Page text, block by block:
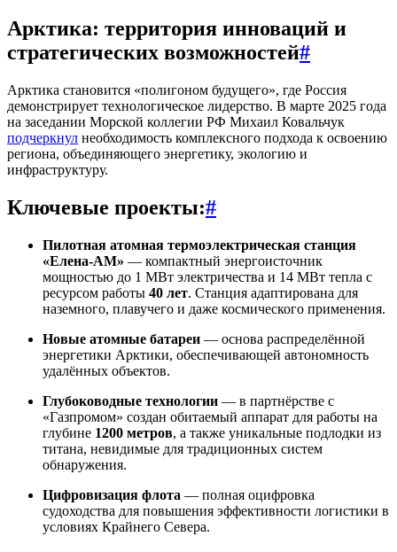
Арктика: территория инноваций и
стратегических возможностей#
Арктика становится «полигоном будущего», где Россия
демонстрирует технологическое лидерство. В марте 2025 года
на заседании Морской коллегии РФ Михаил Ковальчук
подчеркнул необходимость комплексного подхода к освоению
региона, объединяющего энергетику, экологию и
инфраструктуру.
Ключевые проекты:#
Пилотная атомная термоэлектрическая станция
«Елена-АМ» — компактный энергоисточник
мощностью до 1 МВт электричества и 14 МВт тепла с
ресурсом работы 40 лет. Станция адаптирована для
наземного, плавучего и даже космического применения.
Новые атомные батареи — основа распределённой
энергетики Арктики, обеспечивающей автономность
удалённых объектов.
Глубоководные технологии — в партнёрстве с
«Газпромом» создан обитаемый аппарат для работы на
глубине 1200 метров, а также уникальные подлодки из
титана, невидимые для традиционных систем
обнаружения.
Цифровизация флота — полная оцифровка
судоходства для повышения эффективности логистики в
условиях Крайнего Севера.